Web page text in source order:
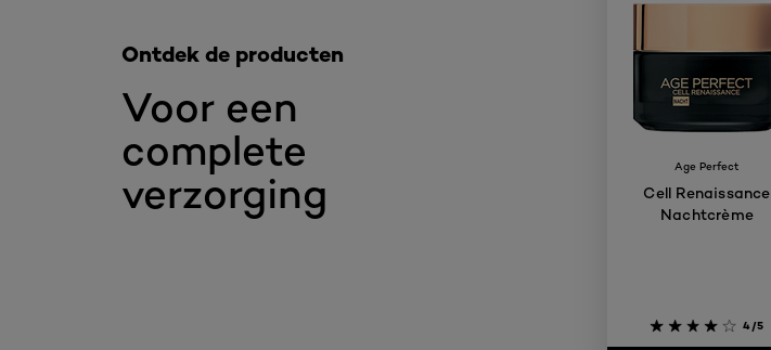
Voor een
complete
verzorging
Ontdek de producten
Age Perfect
Cell Renaissance
Nachtcrème
4/5